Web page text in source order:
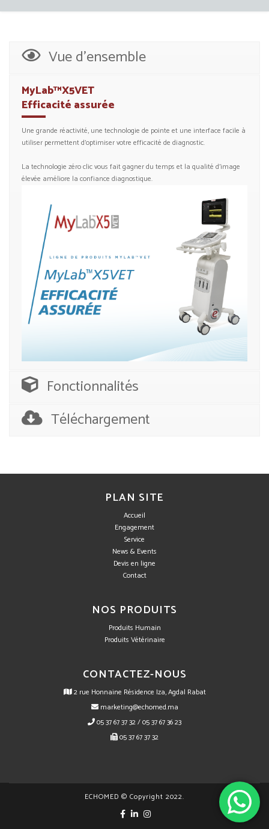
Vue d’ensemble
MyLab™X5VET
Efficacité assurée
Une grande réactivité, une technologie de pointe et une interface facile à
utiliser permettent d’optimiser votre efficacité de diagnostic.
La technologie zéro clic vous fait gagner du temps et la qualité d’image
élevée améliore la confiance diagnostique.
Fonctionnalités
Téléchargement
PLAN SITE
Accueil
Engagement
Service
News & Events
Devis en ligne
Contact
NOS PRODUITS
Produits Humain
Produits Vétérinaire
CONTACTEZ-NOUS
2 rue Honnaine Résidence Iza, Agdal Rabat
marketing@echomed.ma
05 37 67 37 32 / 05 37 67 36 23
05 37 67 37 32
ECHOMED © Copyright 2022.